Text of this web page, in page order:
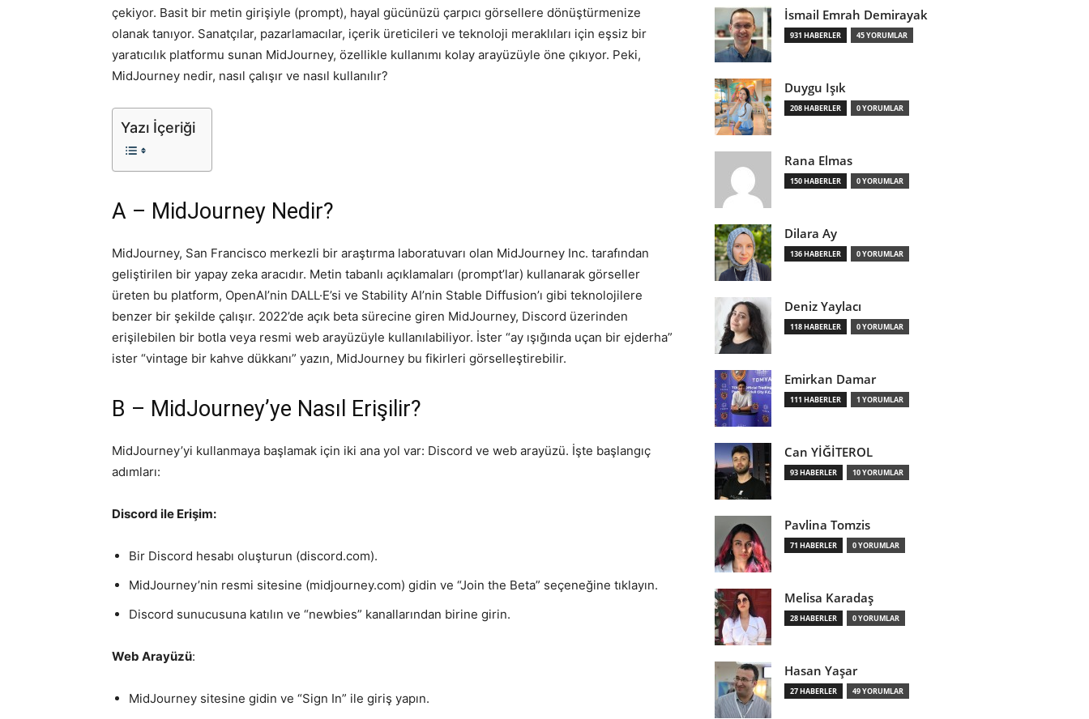
ASO,
çekiyor. Basit bir metin girişiyle (prompt), hayal gücünüzü çarpıcı görsellere dönüştürmenize
olanak tanıyor. Sanatçılar, pazarlamacılar, içerik üreticileri ve teknoloji meraklıları için eşsiz bir
yaratıcılık platformu sunan MidJourney, özellikle kullanımı kolay arayüzüyle öne çıkıyor. Peki,
MidJourney nedir, nasıl çalışır ve nasıl kullanılır?
Yazı İçeriği
A – MidJourney Nedir?
MidJourney, San Francisco merkezli bir araştırma laboratuvarı olan MidJourney Inc. tarafından
geliştirilen bir yapay zeka aracıdır. Metin tabanlı açıklamaları (prompt’lar) kullanarak görseller
üreten bu platform, OpenAI’nin DALL·E’si ve Stability AI’nin Stable Diffusion’ı gibi teknolojilere
benzer bir şekilde çalışır. 2022’de açık beta sürecine giren MidJourney, Discord üzerinden
erişilebilen bir botla veya resmi web arayüzüyle kullanılabiliyor. İster “ay ışığında uçan bir ejderha”
ister “vintage bir kahve dükkanı” yazın, MidJourney bu fikirleri görselleştirebilir.
B – MidJourney’ye Nasıl Erişilir?
MidJourney’yi kullanmaya başlamak için iki ana yol var: Discord ve web arayüzü. İşte başlangıç
adımları:
Discord ile Erişim:
Bir Discord hesabı oluşturun (discord.com).
MidJourney’nin resmi sitesine (midjourney.com) gidin ve “Join the Beta” seçeneğine tıklayın.
Discord sunucusuna katılın ve “newbies” kanallarından birine girin.
Web Arayüzü:
MidJourney sitesine gidin ve “Sign In” ile giriş yapın.
İsmail Emrah Demirayak
931 HABERLER 45 YORUMLAR
Duygu Işık
208 HABERLER 0 YORUMLAR
Rana Elmas
150 HABERLER 0 YORUMLAR
Dilara Ay
136 HABERLER 0 YORUMLAR
Deniz Yaylacı
118 HABERLER 0 YORUMLAR
Emirkan Damar
111 HABERLER 1 YORUMLAR
Can YİĞİTEROL
93 HABERLER 10 YORUMLAR
Pavlina Tomzis
71 HABERLER 0 YORUMLAR
Melisa Karadaş
28 HABERLER 0 YORUMLAR
Hasan Yaşar
27 HABERLER 49 YORUMLAR